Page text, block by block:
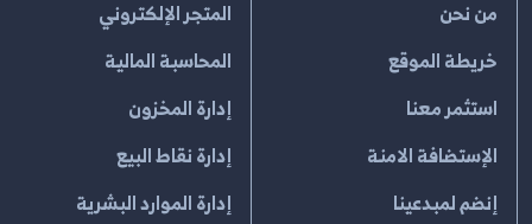
من نحن
خريطة الموقع
استثمر معنا
الإستضافة الامنة
إنضم لمبدعينا
المتجر الإلكتروني
المحاسبة المالية
إدارة المخزون
إدارة نقاط البيع
إدارة الموارد البشرية